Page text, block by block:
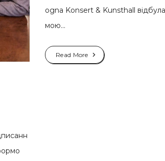
ogna Konsert & Kunsthall
мою...
Read More